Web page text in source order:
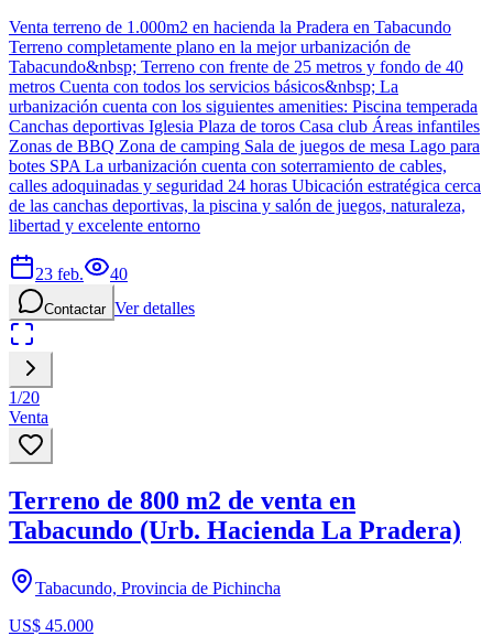
Venta terreno de 1.000m2 en hacienda la Pradera en Tabacundo
Terreno completamente plano en la mejor urbanización de
Tabacundo&nbsp; Terreno con frente de 25 metros y fondo de 40
metros Cuenta con todos los servicios básicos&nbsp; La
urbanización cuenta con los siguientes amenities: Piscina temperada
Canchas deportivas Iglesia Plaza de toros Casa club Áreas infantiles
Zonas de BBQ Zona de camping Sala de juegos de mesa Lago para
botes SPA La urbanización cuenta con soterramiento de cables,
calles adoquinadas y seguridad 24 horas Ubicación estratégica cerca
de las canchas deportivas, la piscina y salón de juegos, naturaleza,
libertad y excelente entorno
23 feb. 40
Contactar Ver detalles
1/20
Venta
Terreno de 800 m2 de venta en
Tabacundo (Urb. Hacienda La Pradera)
Tabacundo, Provincia de Pichincha
US$ 45.000